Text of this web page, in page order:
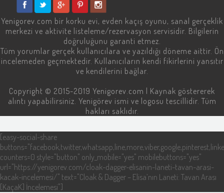
Yenigorev.com bir korku evi, evden kaçış oyunu, sanal gerçeklik
merkezi ve aktivite listeleme/rezervasyon servisidir. Bilgilerin
doğruluğunu garanti etmez.
Tüm yorumlar gerçek kullanıcılara ve yazıldığı döneme aittir. Ön
incelemeden geçmektedir. Kullanıcıların kendi fikirlerini yansıtır
ve kendilerini bağlar.
Copyright © 2015-2019 Yenigorev.com | Kaynak göstererek
alıntı yapabilirsiniz. Yenigörev ismi ve logosu tescillidir. Tüm
hakları saklıdır.
[easy-social-share
counters=0 style="button" only_mobile="yes" mobilebuttons="yes"
url="https://yenigorev.com/cloak-dagger-elisanin-laneti-tavan-arasi-
kacak-incelemesi/" text="Cloak & Dagger – Elisa’nın Laneti: Tavan Arası
[KaçaK] İncelemesi"]